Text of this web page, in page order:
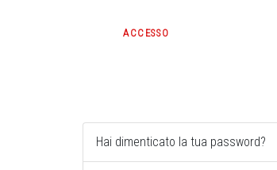
ACCESSO
Hai dimenticato la tua password?